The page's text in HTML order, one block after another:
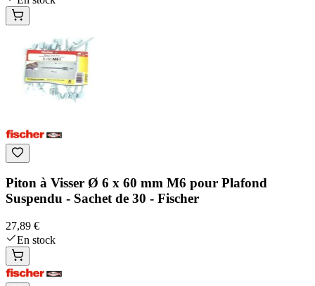
Piton à Visser Ø 6 x 60 mm M6 pour Plafond
Suspendu - Sachet de 30 - Fischer
27,89 €
En stock